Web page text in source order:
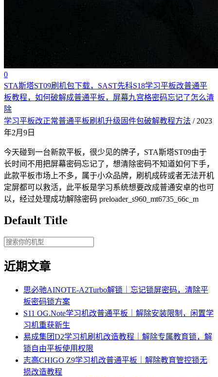
0
STA斯塔ST09刷机包下载，SAST先科S18学习平板改普通平
板教程，如何破解成普通平板，屏幕九宫格密码忘记了怎么清
除
学习平板改正常普通平板刷机升级固件包破解教程方法 / 2023
年2月9日
今天碰到一台新款平板，很少见的牌子，STA斯塔ST09由于
长时间不用把屏幕密码忘记了，想清除密码不知道如何下手，
此款平板市场上不多，属于小众品牌，刷机成砖或者无法开机
定屏都可以救活，此平板是学习系统想要改成普通安卓的也可
以，经过处理成功解除密码 preloader_s960_mt6735_66c_m
Default Title
近期文章
思必驰AINOTE‑A2Turbo解锁｜忘记锁屏密码，清除平
板密码锁方案
S11 OG.Note学习机改普通平板｜解除安装限制，闲置学
习机重获新生
易成集团D2学习机刷机改造教程｜解除专属教育锁，解
锁自由平板使用权限
志高CHIGO Z9学习机改普通平板｜解除教育管控锁无
损改造教程